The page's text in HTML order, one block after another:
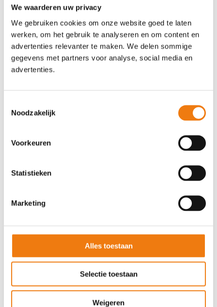
We waarderen uw privacy
We gebruiken cookies om onze website goed te laten
werken, om het gebruik te analyseren en om content en
advertenties relevanter te maken. We delen sommige
gegevens met partners voor analyse, social media en
advertenties.
Noodzakelijk
Voorkeuren
Statistieken
Marketing
Alles toestaan
Selectie toestaan
Weigeren
steeds makkelijker denken over solliciteren.
De arbeidsmarkt werd behoorlijk transparant.
Kandidaten wisten wat ze waar konden gaan
verdienen en welke banen er in de regio
beschikbaar waren. Door het collectieve
gedrag van werkgevers en
mensen steeds sneller van baan wisselen. We
vinden dat misschien niet leuk, maar we zijn er
vaker moeten gaan werven, wat dat proces
nog weer versneld.
ontwikkeling
Kandidaten reageren steeds minder op een
De term “Employer Branding” duikt steeds
sites. Doordat die werkenbij-sites en jobboards
steeds meer kandidaten genereren, is er ook
behoefte aan systemen die de